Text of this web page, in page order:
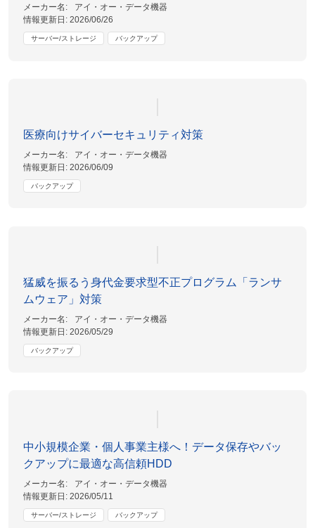
メーカー名:
アイ・オー・データ機器
情報更新日:2026/06/26
サーバー/ストレージ バックアップ
医療向けサイバーセキュリティ対策
メーカー名:
アイ・オー・データ機器
情報更新日:2026/06/09
バックアップ
猛威を振るう身代金要求型不正プログラム「ランサ
ムウェア」対策
メーカー名:
アイ・オー・データ機器
情報更新日:2026/05/29
バックアップ
中小規模企業・個人事業主様へ！データ保存やバッ
クアップに最適な高信頼HDD
メーカー名:
アイ・オー・データ機器
情報更新日:2026/05/11
サーバー/ストレージ バックアップ